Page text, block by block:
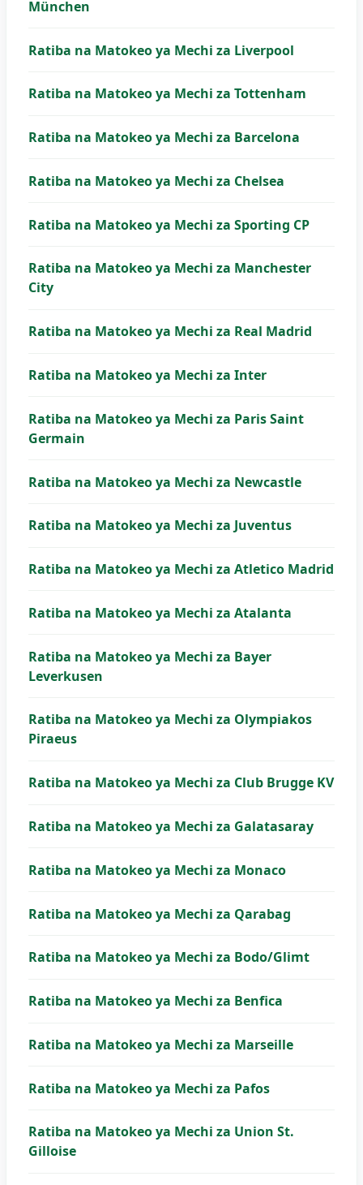
München
Ratiba na Matokeo ya Mechi za Liverpool
Ratiba na Matokeo ya Mechi za Tottenham
Ratiba na Matokeo ya Mechi za Barcelona
Ratiba na Matokeo ya Mechi za Chelsea
Ratiba na Matokeo ya Mechi za Sporting CP
Ratiba na Matokeo ya Mechi za Manchester
City
Ratiba na Matokeo ya Mechi za Real Madrid
Ratiba na Matokeo ya Mechi za Inter
Ratiba na Matokeo ya Mechi za Paris Saint
Germain
Ratiba na Matokeo ya Mechi za Newcastle
Ratiba na Matokeo ya Mechi za Juventus
Ratiba na Matokeo ya Mechi za Atletico Madrid
Ratiba na Matokeo ya Mechi za Atalanta
Ratiba na Matokeo ya Mechi za Bayer
Leverkusen
Ratiba na Matokeo ya Mechi za Olympiakos
Piraeus
Ratiba na Matokeo ya Mechi za Club Brugge KV
Ratiba na Matokeo ya Mechi za Galatasaray
Ratiba na Matokeo ya Mechi za Monaco
Ratiba na Matokeo ya Mechi za Qarabag
Ratiba na Matokeo ya Mechi za Bodo/Glimt
Ratiba na Matokeo ya Mechi za Benfica
Ratiba na Matokeo ya Mechi za Marseille
Ratiba na Matokeo ya Mechi za Pafos
Ratiba na Matokeo ya Mechi za Union St.
Gilloise